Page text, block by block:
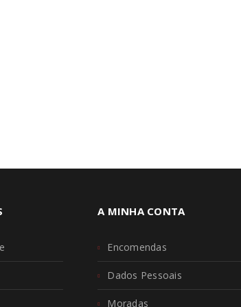
A MINHA CONTA
Encomendas
Dados Pessoais
Moradas